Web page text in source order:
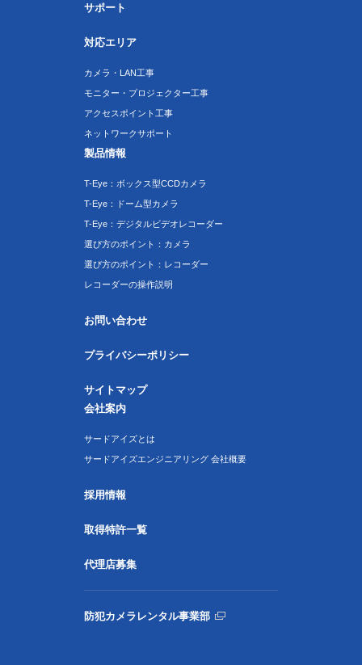
サポート
対応エリア
カメラ・LAN工事
モニター・プロジェクター工事
アクセスポイント工事
ネットワークサポート
製品情報
T-Eye：ボックス型CCDカメラ
T-Eye：ドーム型カメラ
T-Eye：デジタルビデオレコーダー
選び方のポイント：カメラ
選び方のポイント：レコーダー
レコーダーの操作説明
お問い合わせ
プライバシーポリシー
サイトマップ
会社案内
サードアイズとは
サードアイズエンジニアリング 会社概要
採用情報
取得特許一覧
代理店募集
防犯カメラレンタル事業部